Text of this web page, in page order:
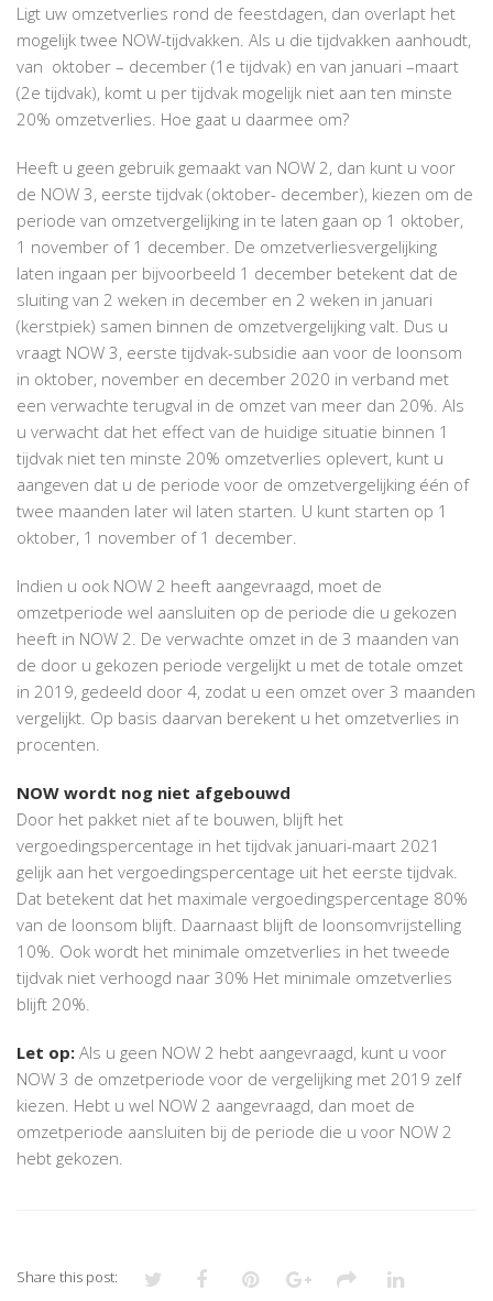
Ligt uw omzetverlies rond de feestdagen, dan overlapt het
mogelijk twee NOW-tijdvakken. Als u die tijdvakken aanhoudt,
van oktober – december (1e tijdvak) en van januari –maart
(2e tijdvak), komt u per tijdvak mogelijk niet aan ten minste
20% omzetverlies. Hoe gaat u daarmee om?
Heeft u geen gebruik gemaakt van NOW 2, dan kunt u voor
de NOW 3, eerste tijdvak (oktober- december), kiezen om de
periode van omzetvergelijking in te laten gaan op 1 oktober,
1 november of 1 december. De omzetverliesvergelijking
laten ingaan per bijvoorbeeld 1 december betekent dat de
sluiting van 2 weken in december en 2 weken in januari
(kerstpiek) samen binnen de omzetvergelijking valt. Dus u
vraagt NOW 3, eerste tijdvak-subsidie aan voor de loonsom
in oktober, november en december 2020 in verband met
een verwachte terugval in de omzet van meer dan 20%. Als
u verwacht dat het effect van de huidige situatie binnen 1
tijdvak niet ten minste 20% omzetverlies oplevert, kunt u
aangeven dat u de periode voor de omzetvergelijking één of
twee maanden later wil laten starten. U kunt starten op 1
oktober, 1 november of 1 december.
Indien u ook NOW 2 heeft aangevraagd, moet de
omzetperiode wel aansluiten op de periode die u gekozen
heeft in NOW 2. De verwachte omzet in de 3 maanden van
de door u gekozen periode vergelijkt u met de totale omzet
in 2019, gedeeld door 4, zodat u een omzet over 3 maanden
vergelijkt. Op basis daarvan berekent u het omzetverlies in
procenten.
NOW wordt nog niet afgebouwd
Door het pakket niet af te bouwen, blijft het
vergoedingspercentage in het tijdvak januari-maart 2021
gelijk aan het vergoedingspercentage uit het eerste tijdvak.
Dat betekent dat het maximale vergoedingspercentage 80%
van de loonsom blijft. Daarnaast blijft de loonsomvrijstelling
10%. Ook wordt het minimale omzetverlies in het tweede
tijdvak niet verhoogd naar 30% Het minimale omzetverlies
blijft 20%.
Let op: Als u geen NOW 2 hebt aangevraagd, kunt u voor
NOW 3 de omzetperiode voor de vergelijking met 2019 zelf
kiezen. Hebt u wel NOW 2 aangevraagd, dan moet de
omzetperiode aansluiten bij de periode die u voor NOW 2
hebt gekozen.
Share this post: